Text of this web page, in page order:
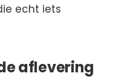
echt iets
aflevering